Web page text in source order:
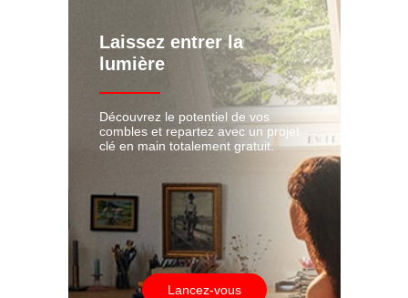
Laissez entrer la
lumière
Découvrez le potentiel de vos
combles et repartez avec un projet
clé en main totalement gratuit.
Lancez-vous